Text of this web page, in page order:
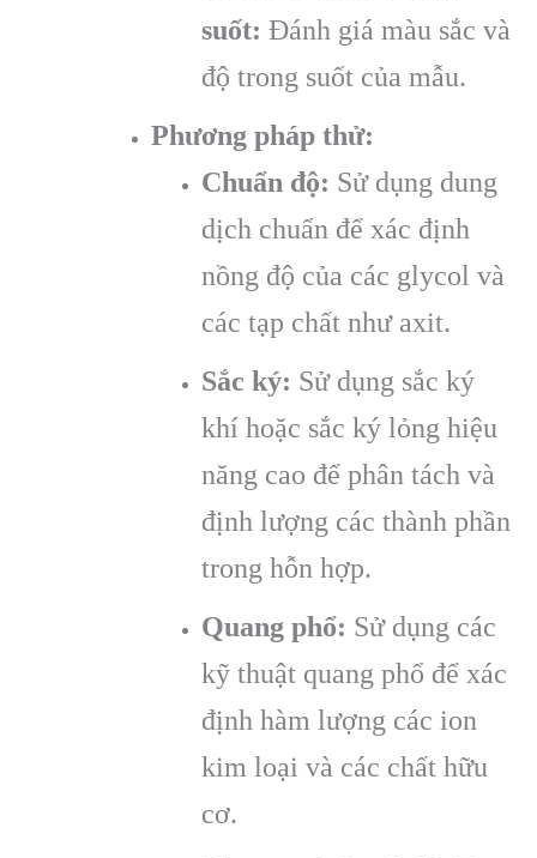
suốt: Đánh giá màu sắc và
độ trong suốt của mẫu.
Phương pháp thử:
Chuẩn độ: Sử dụng dung
dịch chuẩn để xác định
nồng độ của các glycol và
các tạp chất như axit.
Sắc ký: Sử dụng sắc ký
khí hoặc sắc ký lỏng hiệu
năng cao để phân tách và
định lượng các thành phần
trong hỗn hợp.
Quang phổ: Sử dụng các
kỹ thuật quang phổ để xác
định hàm lượng các ion
kim loại và các chất hữu
cơ.